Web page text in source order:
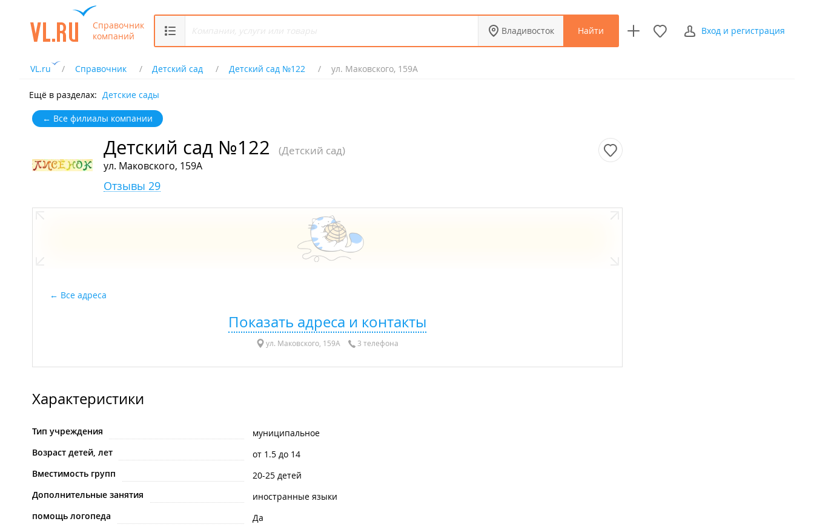
Справочник
компаний
Владивосток Найти Вход и регистрация
VL.ru Справочник Детский сад Детский сад №122 ул. Маковского, 159А
Ещё в разделах: Детские сады
← Все филиалы компании
Детский сад №122 (Детский сад)
ул. Маковского, 159А
Отзывы 29
Все адреса
Показать адреса и контакты
ул. Маковского, 159А 3 телефона
Характеристики
Тип учреждения
муниципальное
Возраст детей, лет
от 1.5 до 14
Вместимость групп
20-25 детей
Дополнительные занятия
иностранные языки
помощь логопеда
Да